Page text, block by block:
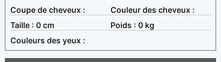
Coupe de cheveux :
Couleur des cheveux :
Taille : 0 cm
Poids : 0 kg
Couleurs des yeux :